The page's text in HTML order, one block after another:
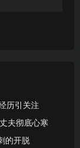
历引关注
夫彻底心寒
的开脱